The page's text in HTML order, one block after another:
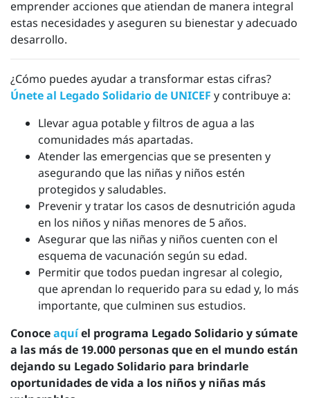
emprender acciones que atiendan de manera integral
estas necesidades y aseguren su bienestar y adecuado
desarrollo.
¿Cómo puedes ayudar a transformar estas cifras?
Únete al Legado Solidario de UNICEF y contribuye a:
Llevar agua potable y filtros de agua a las
comunidades más apartadas.
Atender las emergencias que se presenten y
asegurando que las niñas y niños estén
protegidos y saludables.
Prevenir y tratar los casos de desnutrición aguda
en los niños y niñas menores de 5 años.
Asegurar que las niñas y niños cuenten con el
esquema de vacunación según su edad.
Permitir que todos puedan ingresar al colegio,
que aprendan lo requerido para su edad y, lo más
importante, que culminen sus estudios.
Conoceaquíel programa Legado Solidario y súmate
a las más de 19.000 personas que en el mundo están
dejando su Legado Solidario para brindarle
oportunidades de vida a los niños y niñas más